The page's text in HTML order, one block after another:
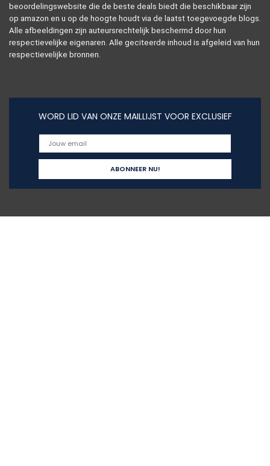
beoordelingswebsite die de beste deals biedt die beschikbaar zijn
op amazon en u op de hoogte houdt via de laatst toegevoegde blogs.
Alle afbeeldingen zijn auteursrechtelijk beschermd door hun
respectievelijke eigenaren. Alle geciteerde inhoud is afgeleid van hun
respectievelijke bronnen.
WORD LID VAN ONZE MAILLIJST VOOR EXCLUSIEF